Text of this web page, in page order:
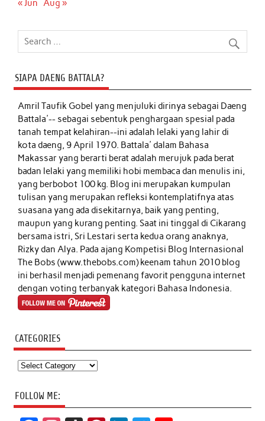
« Jun Aug »
SIAPA DAENG BATTALA?
Amril Taufik Gobelyang menjuluki dirinya sebagai Daeng
Battala'-- sebagai sebentuk penghargaan spesial pada
tanah tempat kelahiran--ini adalah lelaki yang lahir di
kota daeng, 9 April 1970. Battala' dalam Bahasa
Makassar yang berarti berat adalah merujuk pada berat
badan lelaki yang memiliki hobi membaca dan menulis ini,
yang berbobot 100 kg. Blog ini merupakan kumpulan
tulisan yang merupakan refleksi kontemplatifnya atas
suasana yang ada disekitarnya, baik yang penting,
maupun yang kurang penting. Saat ini tinggal di Cikarang
bersama istri, Sri Lestari serta kedua orang anaknya,
Rizky dan Alya. Pada ajang Kompetisi Blog Internasional
The Bobs (www.thebobs.com) keenam tahun 2010 blog
ini berhasil menjadi pemenang favorit pengguna internet
dengan voting terbanyak kategori Bahasa Indonesia.
CATEGORIES
Categories
FOLLOW ME: